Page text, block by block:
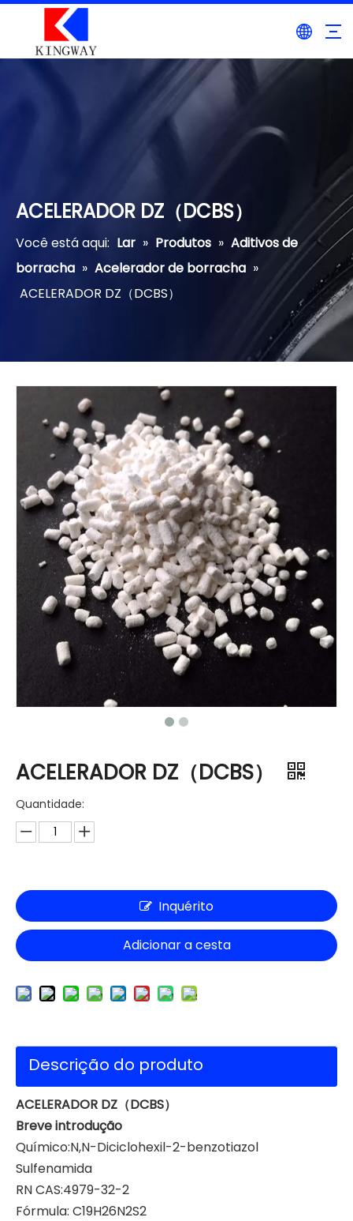
ACELERADOR DZ（DCBS）
Você está aqui: Lar » Produtos » Aditivos de
borracha » Acelerador de borracha »
ACELERADOR DZ（DCBS）
ACELERADOR DZ（DCBS）
Quantidade:
Inquérito
Adicionar a cesta
Descrição do produto
ACELERADOR DZ（DCBS）
Breve introdução
Químico:N,N-Diciclohexil-2-benzotiazol
Sulfenamida
RN CAS:4979-32-2
Fórmula: C19H26N2S2